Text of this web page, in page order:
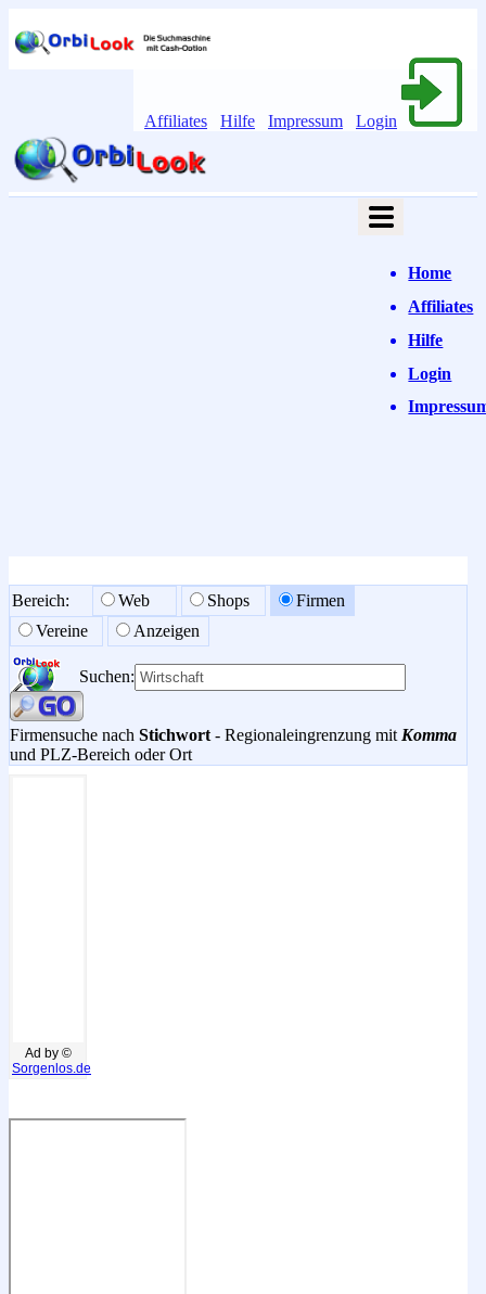
Affiliates Hilfe Impressum Login
Home
Affiliates
Hilfe
Login
Bereich: Web Shops
Firmen
Vereine
Anzeigen
Suchen:
Firmensuche nach Stichwort - Regionaleingrenzung mit Komma
und PLZ-Bereich oder Ort
Ad by ©
Sorgenlos.de